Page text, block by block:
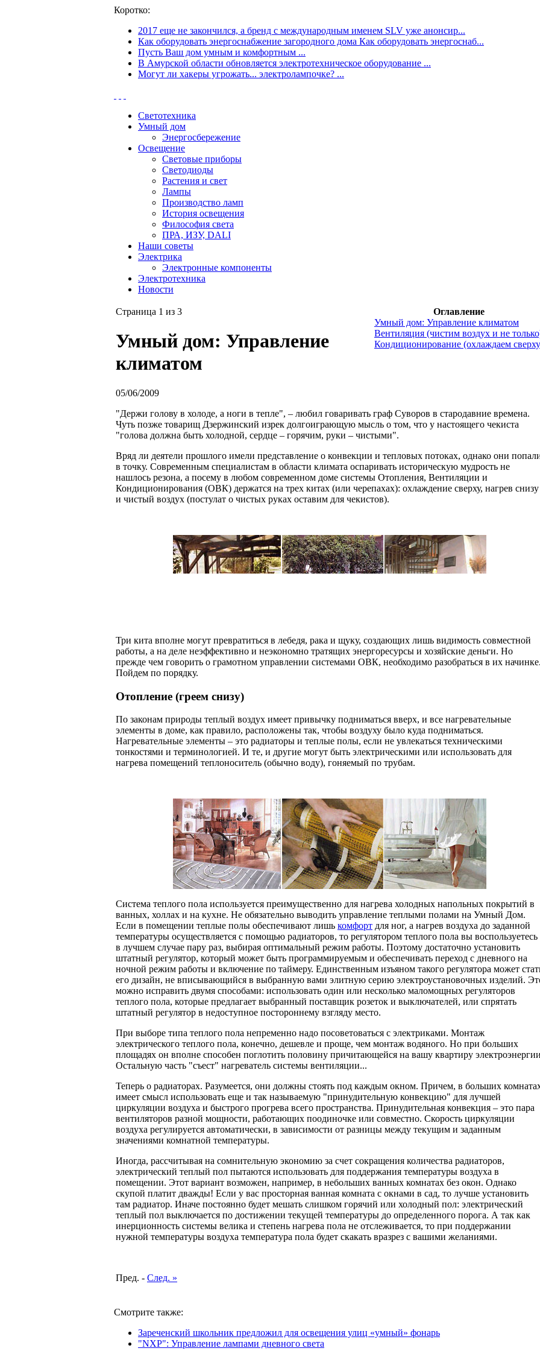
Коротко:
2017 еще не закончился, а бренд с международным именем SLV уже анонсир...
Как оборудовать энергоснабжение загородного дома Как оборудовать энергоснаб...
Пусть Ваш дом умным и комфортным ...
В Амурской области обновляется электротехническое оборудование ...
Могут ли хакеры угрожать... электролампочке? ...
Светотехника
Умный дом
Энергосбережение
Освещение
Световые приборы
Светодиоды
Растения и свет
Лампы
Производство ламп
История освещения
Философия света
ПРА, ИЗУ, DALI
Наши советы
Электрика
Электронные компоненты
Электротехника
Новости
Оглавление
Умный дом: Управление климатом
Вентиляция (чистим воздух и не
Кондиционирование (охлаждаем
Страница 1 из 3
Умный дом: Управление
климатом
05/06/2009
"Держи голову в холоде, а ноги в тепле", – любил говаривать граф Суворов в стародавние времена.
Чуть позже товарищ Дзержинский изрек долгоиграющую мысль о том, что у настоящего чекиста
"голова должна быть холодной, сердце – горячим, руки – чистыми".
Вряд ли деятели прошлого имели представление о конвекции и тепловых потоках, однако они
в точку. Современным специалистам в области климата оспаривать историческую мудрость не
нашлось резона, а посему в любом современном доме системы Отопления, Вентиляции и
Кондиционирования (ОВК) держатся на трех китах (или черепахах): охлаждение сверху, нагрев снизу
и чистый воздух (постулат о чистых руках оставим для чекистов).
Три кита вполне могут превратиться в лебедя, рака и щуку, создающих лишь видимость совместной
работы, а на деле неэффективно и неэкономно тратящих энергоресурсы и хозяйские деньги. Но
прежде чем говорить о грамотном управлении системами ОВК, необходимо разобраться в их начинке.
Пойдем по порядку.
Отопление (греем снизу)
По законам природы теплый воздух имеет привычку подниматься вверх, и все нагревательные
элементы в доме, как правило, расположены так, чтобы воздуху было куда подниматься.
Нагревательные элементы – это радиаторы и теплые полы, если не увлекаться техническими
тонкостями и терминологией. И те, и другие могут быть электрическими или использовать для
нагрева помещений теплоноситель (обычно воду), гоняемый по трубам.
Система теплого пола используется преимущественно для нагрева холодных напольных покрытий в
ванных, холлах и на кухне. Не обязательно выводить управление теплыми полами на Умный Дом.
Если в помещении теплые полы обеспечивают лишь комфорт для ног, а нагрев воздуха до заданной
температуры осуществляется с помощью радиаторов, то регулятором теплого пола вы воспользуетесь
в лучшем случае пару раз, выбирая оптимальный режим работы. Поэтому достаточно установить
штатный регулятор, который может быть программируемым и обеспечивать переход с дневного на
ночной режим работы и включение по таймеру. Единственным изъяном такого регулятора может
его дизайн, не вписывающийся в выбранную вами элитную серию электроустановочных изделий.
можно исправить двумя способами: использовать один или несколько маломощных регуляторов
теплого пола, которые предлагает выбранный поставщик розеток и выключателей, или спрятать
штатный регулятор в недоступное постороннему взгляду место.
При выборе типа теплого пола непременно надо посоветоваться с электриками. Монтаж
электрического теплого пола, конечно, дешевле и проще, чем монтаж водяного. Но при больших
площадях он вполне способен поглотить половину причитающейся на вашу квартиру
Остальную часть "съест" нагреватель системы вентиляции...
Теперь о радиаторах. Разумеется, они должны стоять под каждым окном. Причем, в больших
имеет смысл использовать еще и так называемую "принудительную конвекцию" для лучшей
циркуляции воздуха и быстрого прогрева всего пространства. Принудительная конвекция – это пара
вентиляторов разной мощности, работающих поодиночке или совместно. Скорость циркуляции
воздуха регулируется автоматически, в зависимости от разницы между текущим и заданным
значениями комнатной температуры.
Иногда, рассчитывая на сомнительную экономию за счет сокращения количества радиаторов,
электрический теплый пол пытаются использовать для поддержания температуры воздуха в
помещении. Этот вариант возможен, например, в небольших ванных комнатах без окон. Однако
скупой платит дважды! Если у вас просторная ванная комната с окнами в сад, то лучше установить
там радиатор. Иначе постоянно будет мешать слишком горячий или холодный пол: электрический
теплый пол выключается по достижении текущей температуры до определенного порога. А так как
инерционность системы велика и степень нагрева пола не отслеживается, то при поддержании
нужной температуры воздуха температура пола будет скакать вразрез с вашими желаниями.
Пред. - След. »
Смотрите также:
Зареченский школьник предложил для освещения улиц «умный» фонарь
"NXP": Управление лампами дневного света